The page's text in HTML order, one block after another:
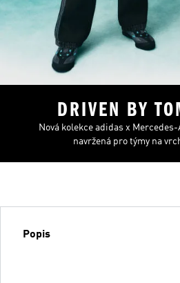
DRIVEN BY
Nová kolekce adidas x Mercedes-
navržená pro týmy na
Popis